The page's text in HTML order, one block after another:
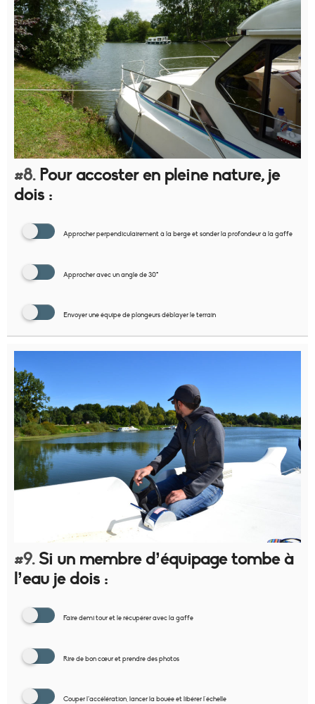
#8.Pour accoster en pleine nature, je
dois :
Approcher perpendiculairement à la berge et sonder la profondeur à la gaffe
Approcher avec un angle de 30°
Envoyer une équipe de plongeurs déblayer le terrain
#9.Si un membre d’équipage tombe à
l’eau je dois :
Faire demi tour et le récupérer avec la gaffe
Rire de bon cœur et prendre des photos
Couper l’accélération, lancer la bouée et libérer l'échelle